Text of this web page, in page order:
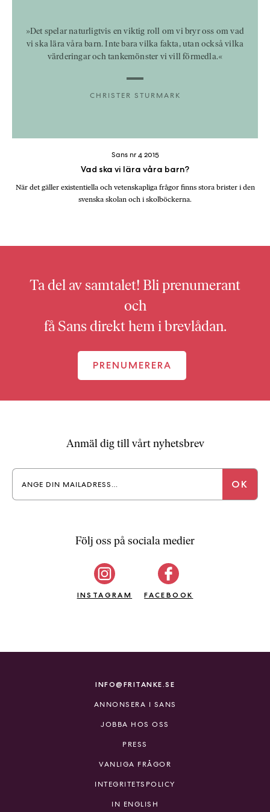
»Det spelar naturligtvis en viktig roll om vi bryr oss om vad
vi ska lära våra barn. Inte bara vilka fakta, utan också vilka
värderingar och tankemönster vi vill förmedla.«
CHRISTER STURMARK
Vad ska vi lära våra barn?
Sans nr 4 2015
När det gäller existentiella och vetenskapliga frågor finns stora brister i den
svenska skolan och i skolböckerna.
Ta del av samtalet! Bli prenumerant
och
få Sans direkt hem i brevlådan.
PRENUMERERA
Anmäl dig till vårt nyhetsbrev
Följ oss på sociala medier
INSTAGRAM FACEBOOK
INFO@FRITANKE.SE
ANNONSERA I SANS
JOBBA HOS OSS
PRESS
VANLIGA FRÅGOR
INTEGRITETSPOLICY
IN ENGLISH